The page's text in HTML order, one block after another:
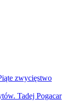
zwycięstwo
Tadej Pogacar